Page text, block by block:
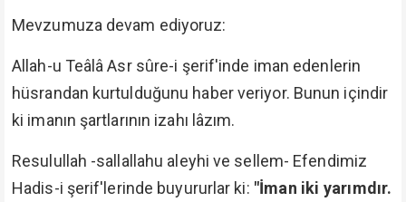
Mevzumuza devam ediyoruz:
Allah-u Teâlâ Asr sûre-i şerif'inde iman edenlerin
hüsrandan kurtulduğunu haber veriyor. Bunun içindir
ki imanın şartlarının izahı lâzım.
Resulullah -sallallahu aleyhi ve sellem- Efendimiz
Hadis-i şerif'lerinde buyururlar ki: "İman iki yarımdır.